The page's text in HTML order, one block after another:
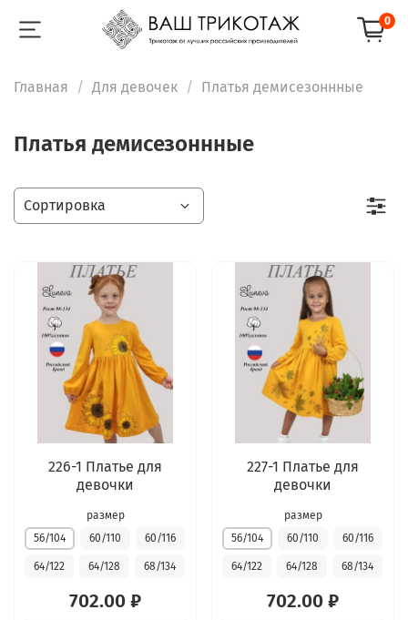
0
Главная Для девочек Платья демисезоннные
Платья демисезоннные
226-1 Платье для
девочки
размер
56/104
60/110 60/116
64/122 64/128 68/134
702.00 ₽
227-1 Платье для
девочки
размер
56/104
60/110 60/116
64/122 64/128 68/134
702.00 ₽